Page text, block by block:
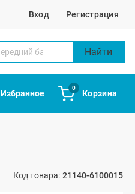
Вход Регистрация
Найти
Избранное
0
Корзина
Код товара: 21140-6100015